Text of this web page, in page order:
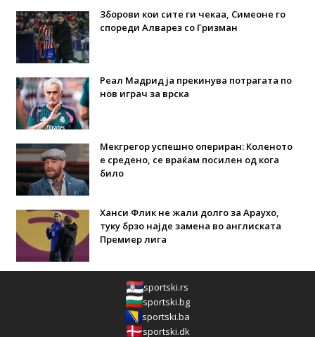
Зборови кои сите ги чекаа, Симеоне го
спореди Алварез со Гризман
Реал Мадрид ја прекинува потрагата по
нов играч за врска
Мекгрегор успешно опериран: Коленото
е средено, се враќам посилен од кога
било
Ханси Флик не жали долго за Араухо,
туку брзо најде замена во англиската
Премиер лига
sportski.rs
sportski.bg
sportski.ba
sportski.dk